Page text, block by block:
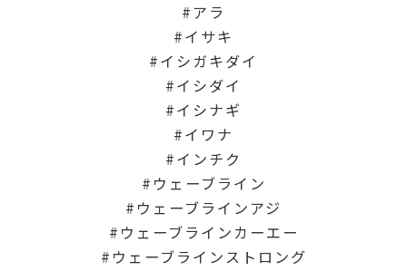
アラ
イサキ
イシガキダイ
イシダイ
イシナギ
イワナ
インチク
ウェーブライン
ウェーブラインアジ
ウェーブラインカーエー
ウェーブラインストロング